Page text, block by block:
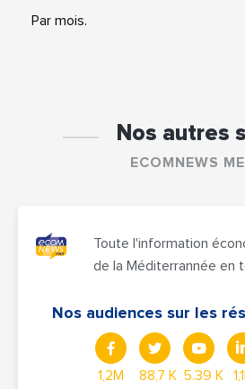
Par mois.
Nos autres
ECOMNEWS
Toute l'information
de la Méditerrannée en
Nos audiences sur les
1,2M 88,7 K 5.39 K